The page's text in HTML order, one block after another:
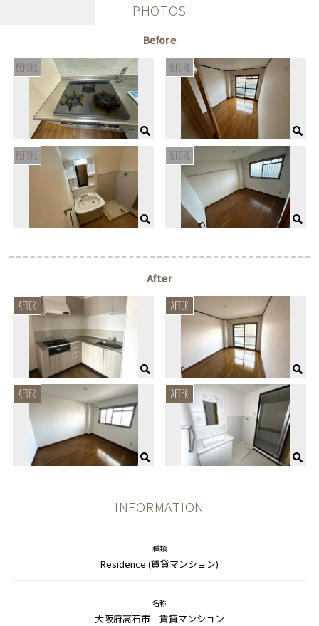
PHOTOS
Before
After
INFORMATION
種類
Residence (賃貸マンション)
名称
大阪府高石市 賃貸マンション